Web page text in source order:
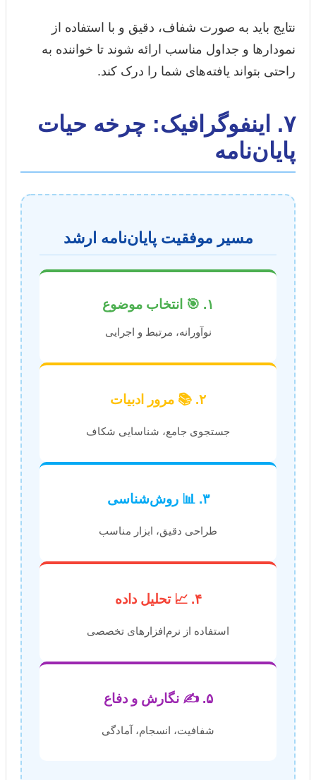
نتایج باید به صورت شفاف، دقیق و با استفاده از
نمودارها و جداول مناسب ارائه شوند تا خواننده به
راحتی بتواند یافته‌های شما را درک کند.
۷. اینفوگرافیک: چرخه حیات
پایان‌نامه
مسیر موفقیت پایان‌نامه ارشد
۱. 🎯 انتخاب موضوع
نوآورانه، مرتبط و اجرایی
۲. 📚 مرور ادبیات
جستجوی جامع، شناسایی شکاف
۳. 📊 روش‌شناسی
طراحی دقیق، ابزار مناسب
۴. 📈 تحلیل داده
استفاده از نرم‌افزارهای تخصصی
۵. ✍️ نگارش و دفاع
شفافیت، انسجام، آمادگی